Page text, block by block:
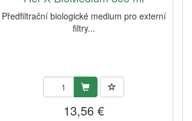
Předfiltrační biologické medium pro externí
filtry...
13,56 €